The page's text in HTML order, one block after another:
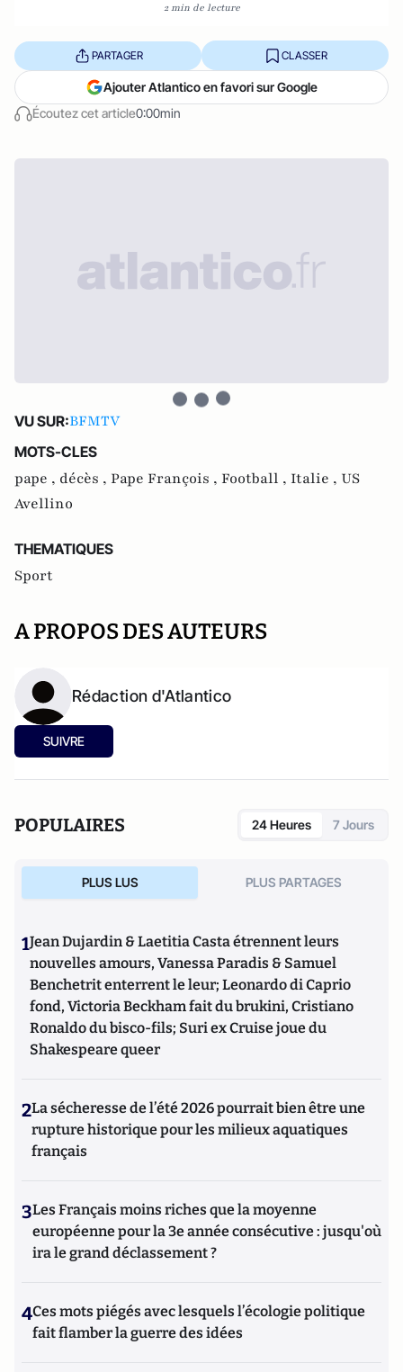
2 min de lecture
Écoutez cet article0:00min
PARTAGER CLASSER
Ajouter Atlantico en favori sur Google
VU SUR:BFMTV
MOTS-CLES
pape , décès , Pape François , Football , Italie , US
Avellino
THEMATIQUES
Sport
A PROPOS DES AUTEURS
Rédaction d'Atlantico
SUIVRE
POPULAIRES 24 Heures 7 Jours
PLUS LUS PLUS PARTAGES
1Jean Dujardin & Laetitia Casta étrennent leurs
nouvelles amours, Vanessa Paradis & Samuel
Benchetrit enterrent le leur; Leonardo di Caprio
fond, Victoria Beckham fait du brukini, Cristiano
Ronaldo du bisco-fils; Suri ex Cruise joue du
Shakespeare queer
2La sécheresse de l’été 2026 pourrait bien être une
rupture historique pour les milieux aquatiques
français
3Les Français moins riches que la moyenne
européenne pour la 3e année consécutive : jusqu'où
ira le grand déclassement ?
4Ces mots piégés avec lesquels l’écologie politique
fait flamber la guerre des idées